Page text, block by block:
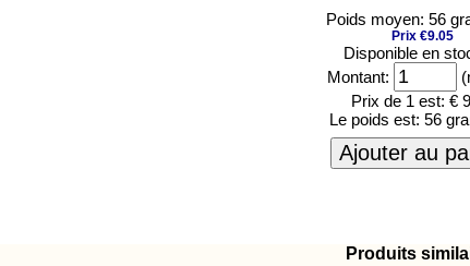
Poids moyen: 56
Prix €9.05
Disponible en
Montant:
Prix de 1 est: €
Le poids est: 56
Ajouter au
Produits